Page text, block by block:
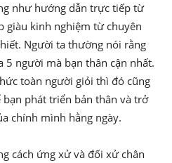
như hướng dẫn trực tiếp từ
giàu kinh nghiệm từ chuyên
Người ta thường nói rằng
5 người mà bạn thân cận nhất.
toàn người giỏi thì đó cũng
phát triển bản thân và trở
chính mình hằng ngày.
cách ứng xử và đối xử chân